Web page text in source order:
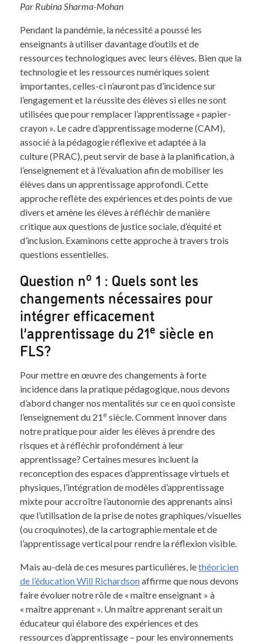
Par Rubina Sharma-Mohan
Pendant la pandémie, la nécessité a poussé les
enseignants à utiliser davantage d’outils et de
ressources technologiques avec leurs élèves. Bien que la
technologie et les ressources numériques soient
importantes, celles-ci n’auront pas d’incidence sur
l’engagement et la réussite des élèves si elles ne sont
utilisées que pour remplacer l’apprentissage « papier-
crayon ». Le cadre d’apprentissage moderne (CAM),
associé à la pédagogie réflexive et adaptée à la
culture (PRAC), peut servir de base à la planification, à
l’enseignement et à l’évaluation afin de mobiliser les
élèves dans un apprentissage approfondi. Cette
approche reflète des expériences et des points de vue
divers et amène les élèves à réfléchir de manière
critique aux questions de justice sociale, d’équité et
d’inclusion. Examinons cette approche à travers trois
questions essentielles.
Question no 1 : Quels sont les
changements nécessaires pour
intégrer efficacement
l’apprentissage du 21e siècle en
FLS?
Pour mettre en œuvre des changements à forte
incidence dans la pratique pédagogique, nous devons
d’abord changer nos mentalités sur ce en quoi consiste
l’enseignement du 21 e siècle. Comment innover dans
notre pratique pour aider les élèves à prendre des
risques et à réfléchir profondément à leur
apprentissage? Certaines mesures incluent la
reconception des espaces d’apprentissage virtuels et
physiques, l’intégration de modèles d’apprentissage
mixte pour accroître l’autonomie des apprenants ainsi
que l’utilisation de la prise de notes graphiques/visuelles
(ou croquinotes), de la cartographie mentale et de
l’apprentissage vertical pour rendre la réflexion visible.
Mais au-delà de ces mesures particulières, lethéoricien
de l’éducation Will Richardsonaffirme que nous devons
faire évoluer notre rôle de « maître enseignant » à
« maître apprenant ». Un maître apprenant serait un
éducateur qui élabore des expériences et des
ressources d’apprentissage – pour les environnements